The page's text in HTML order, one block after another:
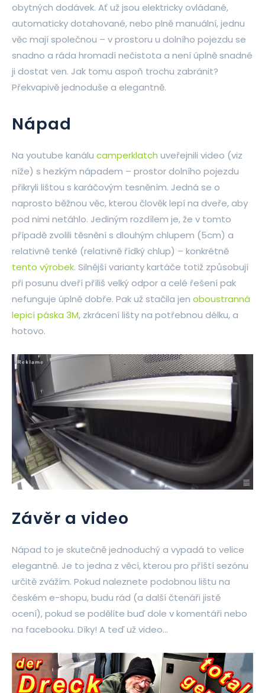
obytných dodávek. Ať už jsou elektricky ovládané,
automaticky dotahované, nebo plně manuální, jednu
věc mají společnou – v prostoru u dolního pojezdu se
snadno a ráda hromadí nečistota a není úplně snadné
ji dostat ven. Jak tomu aspoň trochu zabránit?
Překvapivě jednoduše a elegantně.
Nápad
Na youtube kanálu camperklatch uveřejnili video (viz
níže) s hezkým nápadem – prostor dolního pojezdu
přikryli lištou s karáčovým tesněním. Jedná se o
naprosto běžnou věc, kterou člověk lepí na dveře, aby
pod nimi netáhlo. Jediným rozdílem je, že v tomto
případě zvolili těsnění s dlouhým chlupem (5cm) a
relativně tenké (relativně řídký chlup) – konkrétně
tento výrobek. Silnější varianty kartáče totiž způsobují
při posunu dveří příliš velký odpor a celé řešení pak
nefunguje úplně dobře. Pak už stačila jen oboustranná
lepicí páska 3M, zkrácení lišty na potřebnou délku, a
hotovo.
Závěr a video
Nápad to je skutečně jednoduchý a vypadá to velice
elegantně. Je to jedna z věcí, kterou pro příští sezónu
určitě zvážím. Pokud naleznete podobnou lištu na
českém e-shopu, budu rád (a další čtenáři jistě
ocení), pokud se podělíte buď dole v komentáři nebo
na facebooku. Díky! A teď už video…